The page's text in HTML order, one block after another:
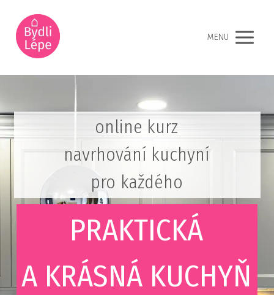
MENU
online kurz
navrhování kuchyní
pro každého
PRAKTICKÁ
A KRÁSNÁ KUCHYŇ